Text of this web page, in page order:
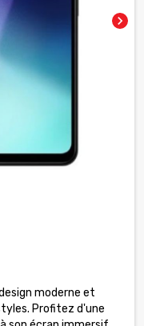
chevron_right
moderne et
Profitez d'une